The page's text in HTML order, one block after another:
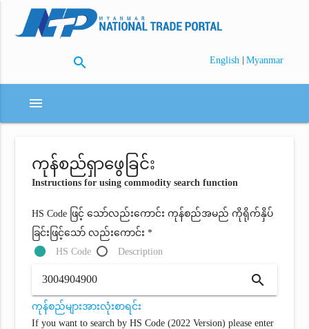
search English | Myanmar
menu
ကုန်စည်ရှာဖွေခြင်း
Instructions for using commodity search function
HS Code ဖြင့် သော်လည်းကောင်း ကုန်စည်အမည် ကိုရိုက်နှိပ်
ခြင်းဖြင့်သော် လည်းကောင်း *
HS Code
Description
search
ကုန်စည်များအားလုံးစာရင်း
If you want to search by HS Code (2022 Version) please enter